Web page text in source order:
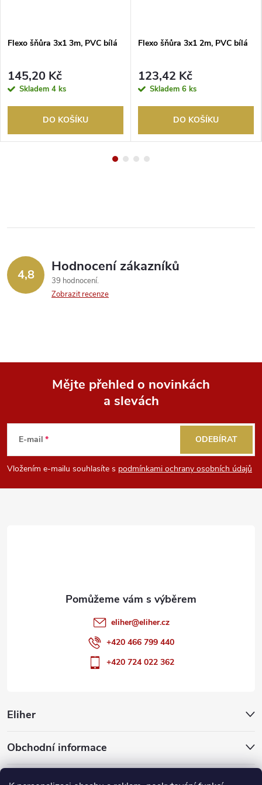
Flexo šňůra 3x1 3m, PVC bílá
145,20 Kč
Skladem 4 ks
DO KOŠÍKU
Flexo šňůra 3x1 2m, PVC bílá
123,42 Kč
Skladem 6 ks
DO KOŠÍKU
4,8 Hodnocení zákazníků
39 hodnocení
Zobrazit recenze
p
Mějte přehled o novinkách
a slevách
E-mail
Vložením e-mailu souhlasíte s podmínkami ochrany osobních údajů
ODEBÍRAT
Eliher
Obchodní informace
Partnerské weby
eliher@eliher.cz
+420 466 799 440
+420 724 022 362